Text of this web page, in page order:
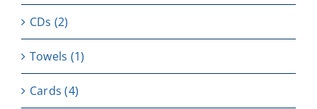
CDs (2)
Towels (1)
Cards (4)